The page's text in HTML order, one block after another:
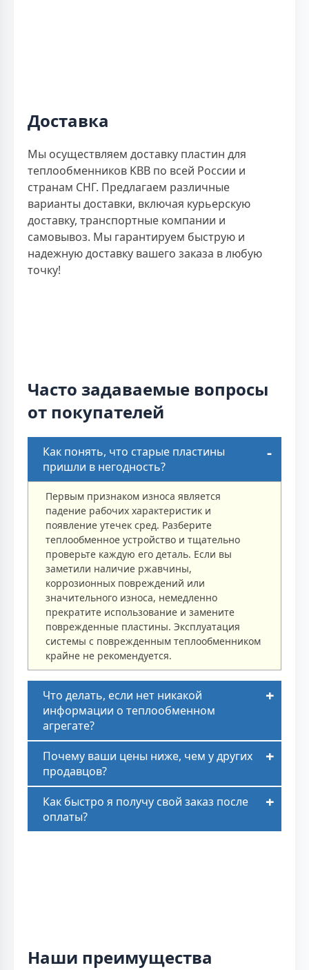
Доставка
Мы осуществляем доставку пластин для
теплообменников KBB по всей России и
странам СНГ. Предлагаем различные
варианты доставки, включая курьерскую
доставку, транспортные компании и
самовывоз. Мы гарантируем быструю и
надежную доставку вашего заказа в любую
точку!
Часто задаваемые вопросы
от покупателей
Как понять, что старые пластины
пришли в негодность?
Первым признаком износа является
падение рабочих характеристик и
появление утечек сред. Разберите
теплообменное устройство и тщательно
проверьте каждую его деталь. Если вы
заметили наличие ржавчины,
коррозионных повреждений или
значительного износа, немедленно
прекратите использование и замените
поврежденные пластины. Эксплуатация
системы с поврежденным теплообменником
крайне не рекомендуется.
Что делать, если нет никакой
информации о теплообменном
агрегате?
Почему ваши цены ниже, чем у других
продавцов?
Как быстро я получу свой заказ после
оплаты?
Наши преимущества